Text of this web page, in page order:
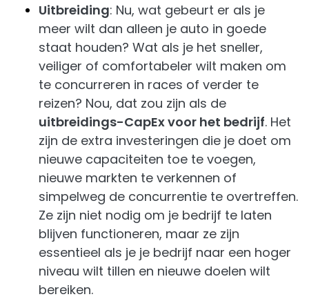
Uitbreiding: Nu, wat gebeurt er als je
meer wilt dan alleen je auto in goede
staat houden? Wat als je het sneller,
veiliger of comfortabeler wilt maken om
te concurreren in races of verder te
reizen? Nou, dat zou zijn als de
uitbreidings-CapEx voor het bedrijf. Het
zijn de extra investeringen die je doet om
nieuwe capaciteiten toe te voegen,
nieuwe markten te verkennen of
simpelweg de concurrentie te overtreffen.
Ze zijn niet nodig om je bedrijf te laten
blijven functioneren, maar ze zijn
essentieel als je je bedrijf naar een hoger
niveau wilt tillen en nieuwe doelen wilt
bereiken.